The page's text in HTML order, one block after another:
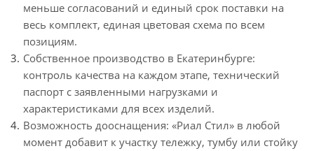
меньше согласований и единый срок поставки на
весь комплект, единая цветовая схема по всем
позициям.
Собственное производство в Екатеринбурге:
контроль качества на каждом этапе, технический
паспорт с заявленными нагрузками и
характеристиками для всех изделий.
Возможность дооснащения: «Риал Стил» в любой
момент добавит к участку тележку, тумбу или стойку